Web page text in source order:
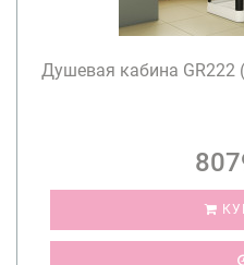
Душевая кабина GR222